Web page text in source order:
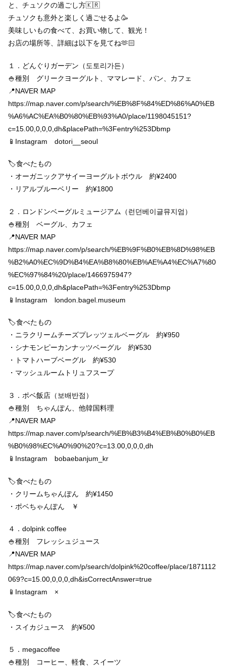
と、チュソクの過ごし方🇰🇷
チュソクも意外と楽しく過ごせるよ🥳
美味しいもの食べて、お買い物して、観光！
お店の場所等、詳細は以下を見てね🫶🏻
１．どんぐりガーデン（도토리가든）
🍚種別 グリークヨーグルト、ママレード、パン、カフェ
📍NAVER MAP
https://map.naver.com/p/search/%EB%8F%84%ED%86%A0%EB
%A6%AC%EA%B0%80%EB%93%A0/place/1198045151?
c=15.00,0,0,0,dh&placePath=%3Fentry%253Dbmp
📱Instagram dotori__seoul
🏷食べたもの
・オーガニックアサイーヨーグルトボウル 約¥2400
・リアルブルーベリー 約¥1800
２．ロンドンベーグルミュージアム（런던베이글뮤지엄）
🍚種別 ベーグル、カフェ
📍NAVER MAP
https://map.naver.com/p/search/%EB%9F%B0%EB%8D%98%EB
%B2%A0%EC%9D%B4%EA%B8%80%EB%AE%A4%EC%A7%80
%EC%97%84%20/place/1466975947?
c=15.00,0,0,0,dh&placePath=%3Fentry%253Dbmp
📱Instagram london.bagel.museum
🏷食べたもの
・ニラクリームチーズプレッツェルベーグル 約¥950
・シナモンピーカンナッツベーグル 約¥530
・トマトハーブベーグル 約¥530
・マッシュルームトリュフスープ
３．ポベ飯店（보배반점）
🍚種別 ちゃんぽん、他韓国料理
📍NAVER MAP
https://map.naver.com/p/search/%EB%B3%B4%EB%B0%B0%EB
%B0%98%EC%A0%90%20?c=13.00,0,0,0,dh
📱Instagram bobaebanjum_kr
🏷食べたもの
・クリームちゃんぽん 約¥1450
・ポベちゃんぽん ￥
４．dolpink coffee
🍚種別 フレッシュジュース
📍NAVER MAP
https://map.naver.com/p/search/dolpink%20coffee/place/1871112
069?c=15.00,0,0,0,dh&isCorrectAnswer=true
📱Instagram ×
🏷食べたもの
・スイカジュース 約¥500
５．megacoffee
🍚種別 コーヒー、軽食、スイーツ